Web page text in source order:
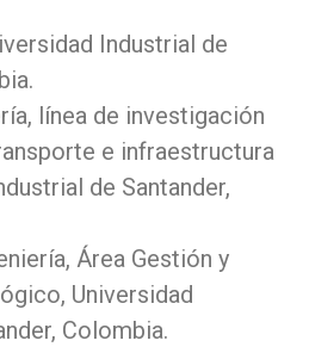
Industrial de
línea de investigación
e infraestructura
de Santander,
Área Gestión y
Universidad
Colombia.